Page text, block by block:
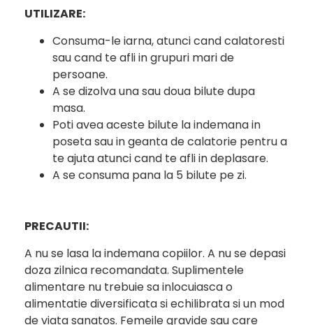
UTILIZARE:
Consuma-le iarna, atunci cand calatoresti
sau cand te afli in grupuri mari de
persoane.
A se dizolva una sau doua bilute dupa
masa.
Poti avea aceste bilute la indemana in
poseta sau in geanta de calatorie pentru a
te ajuta atunci cand te afli in deplasare.
A se consuma pana la 5 bilute pe zi.
PRECAUTII:
A nu se lasa la indemana copiilor. A nu se depasi
doza zilnica recomandata. Suplimentele
alimentare nu trebuie sa inlocuiasca o
alimentatie diversificata si echilibrata si un mod
de viata sanatos. Femeile gravide sau care